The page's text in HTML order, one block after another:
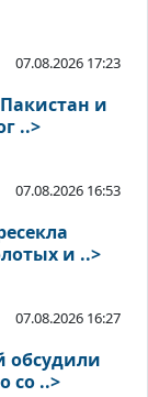
07.08.2026 17:23
и
..>
07.08.2026 16:53
и ..>
07.08.2026 16:27
обсудили
со ..>